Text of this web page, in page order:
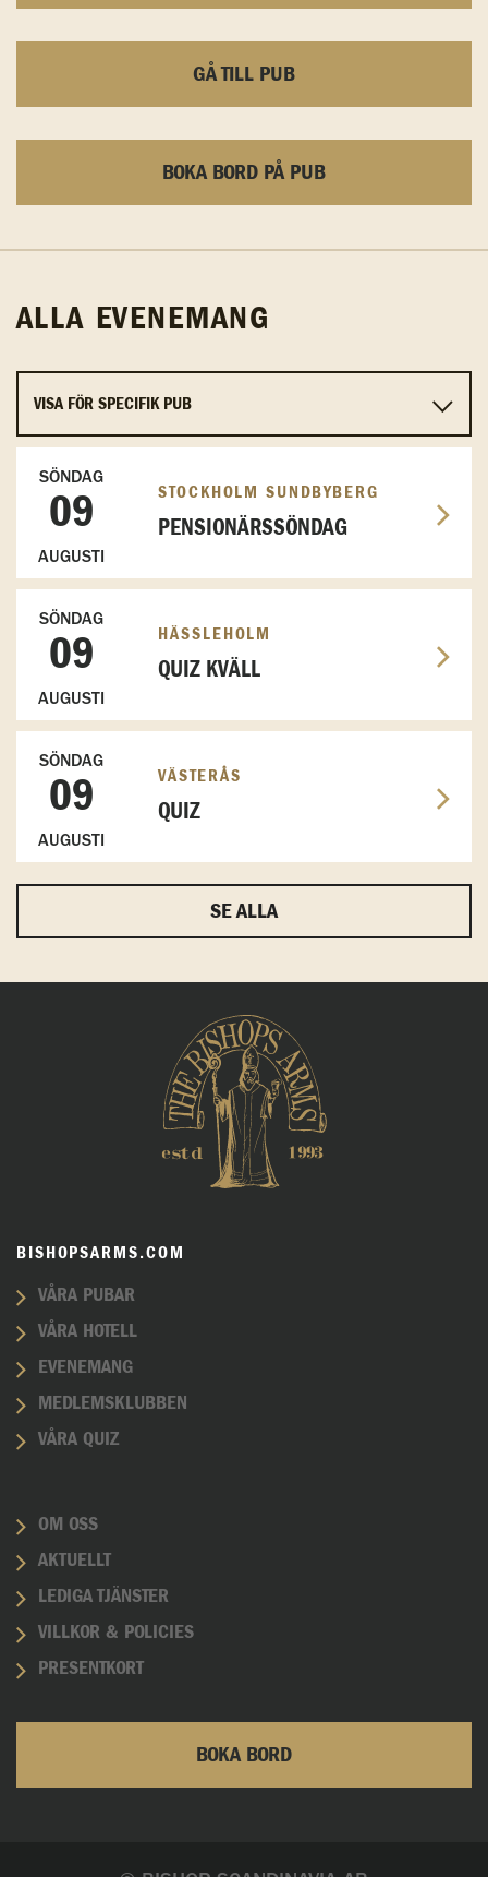
GÅ TILL PUB
BOKA BORD PÅ PUB
ALLA EVENEMANG
SÖNDAG
09
AUGUSTI
STOCKHOLM SUNDBYBERG
PENSIONÄRSSÖNDAG
SÖNDAG
09
AUGUSTI
HÄSSLEHOLM
QUIZ KVÄLL
SÖNDAG
09
AUGUSTI
VÄSTERÅS
QUIZ
SE ALLA
BISHOPSARMS.COM
VÅRA PUBAR
VÅRA HOTELL
EVENEMANG
MEDLEMSKLUBBEN
VÅRA QUIZ
OM OSS
AKTUELLT
LEDIGA TJÄNSTER
VILLKOR & POLICIES
PRESENTKORT
BOKA BORD